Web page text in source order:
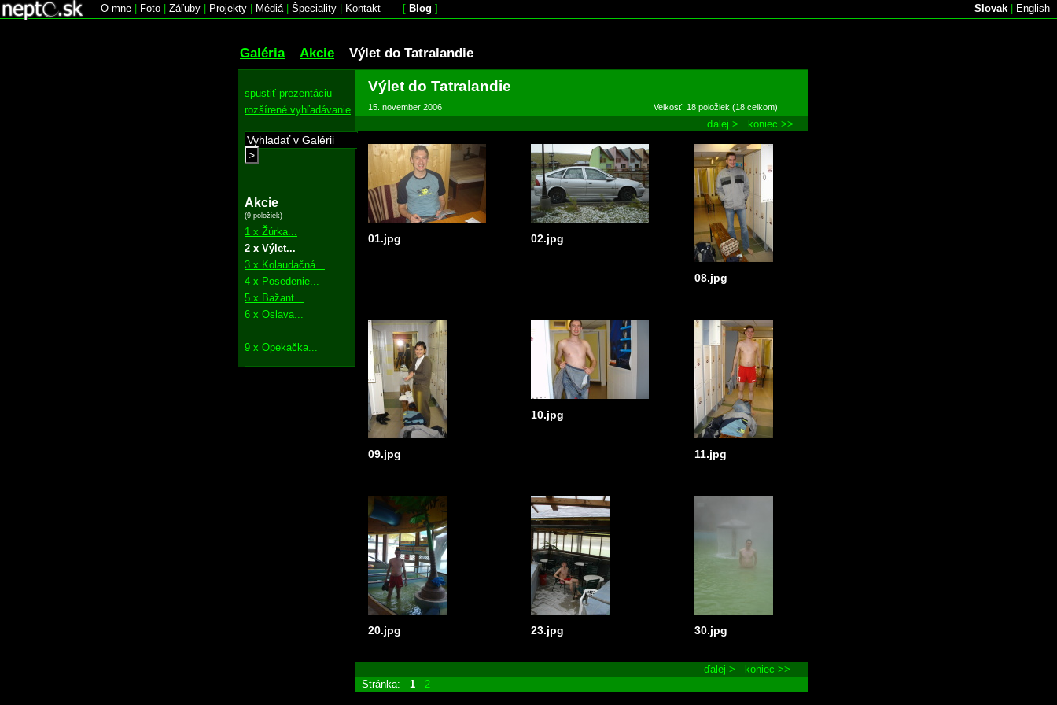
O mne Foto Záľuby Projekty Médiá| Špeciality Kontakt [ Blog ] Slovak English
Galéria Akcie Výlet do Tatralandie
spustiť prezentáciu
rozšírené vyhľadávanie
>
Akcie
(9 položiek)
1 x Žúrka...
2 x Výlet...
3 x Kolaudačná...
4 x Posedenie...
5 x Bažant...
6 x Oslava...
9 x Opekačka...
Výlet do Tatralandie
15. november 2006 Velkosť: 18 položiek (18 celkom)
ďalej > koniec >>
01.jpg 02.jpg
08.jpg
09.jpg
10.jpg
11.jpg
20.jpg 23.jpg 30.jpg
ďalej >
koniec >>
Stránka:
1 2